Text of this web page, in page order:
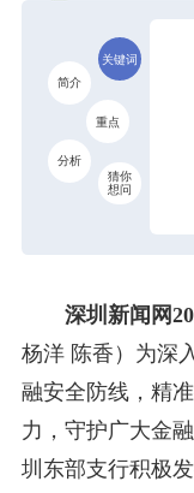
关键词
简介
重点
分析
猜你
想问
深圳新闻网
杨洋 陈香）为深
融安全防线，精
力，守护广大金
圳东部支行积极